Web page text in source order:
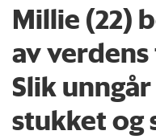
Millie (22)
av
Slik
stukket og